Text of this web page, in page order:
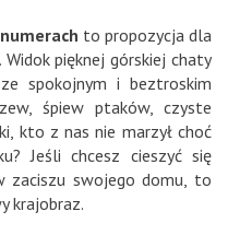
to propozycja dla
pięknej górskiej chaty
spokojnym i beztroskim
śpiew ptaków, czyste
kto z nas nie marzył choć
Jeśli chcesz cieszyć się
zaciszu swojego domu, to
krajobraz.